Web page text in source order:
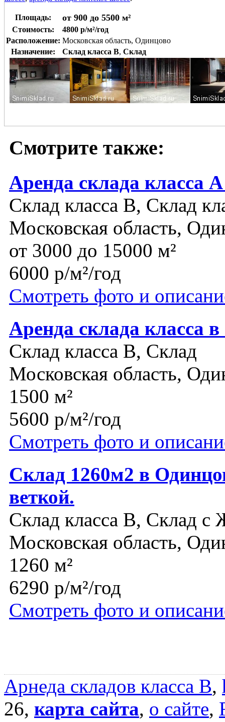
Площадь: от 900 до 5500 м²
Стоимость:
4800 р/м²/год
Расположение: Московская область, Одинцово
Назначение:
Склад класса B, Склад
Смотрите также:
Аренда склада класса
Склад класса B, Склад
Московская область,
от 3000 до 15000 м²
6000 р/м²/год
Смотреть фото и
Аренда склада класса
Склад класса B, Склад
Московская область,
1500 м²
5600 р/м²/год
Смотреть фото и
Склад 1260м2 в
веткой.
Склад класса B, Склад с
Московская область,
1260 м²
6290 р/м²/год
Смотреть фото и
Арнеда складов класса B,
26, карта сайта, о сайте,